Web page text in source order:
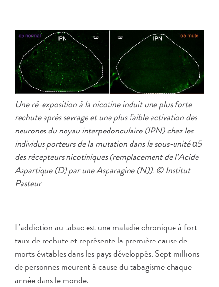
Une ré-exposition à la nicotine induit une plus forte
rechute après sevrage et une plus faible activation des
neurones du noyau interpedonculaire (IPN) chez les
individus porteurs de la mutation dans la sous-unité α5
des récepteurs nicotiniques (remplacement de l’Acide
Aspartique (D) par une Asparagine (N)). © Institut
Pasteur
L’addiction au tabac est une maladie chronique à fort
taux de rechute et représente la première cause de
morts évitables dans les pays développés. Sept millions
de personnes meurent à cause du tabagisme chaque
année dans le monde.